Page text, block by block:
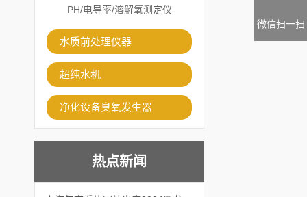
PH/电导率/溶解氧测定仪
水质前处理仪器
超纯水机
净化设备臭氧发生器
热点新闻
微信扫一扫